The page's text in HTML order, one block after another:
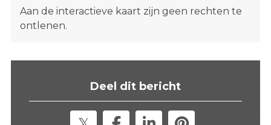
Aan de interactieve kaart zijn geen rechten te
ontlenen.
Deel dit bericht